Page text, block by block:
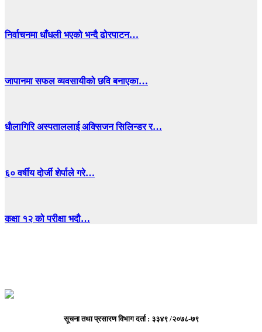
निर्वाचनमा धाँधली भएको भन्दै ढोरपाटन…
जापानमा सफल व्यवसायीको छवि बनाएका…
धाैलागिरि अस्पताललाई अक्सिजन सिलिन्डर र…
६० वर्षीय दोर्जी शेर्पाले गरे…
कक्षा १२ को परीक्षा भदौ…
सूचना तथा प्रसारण विभाग दर्ता : ३३४९ /२०७८-७९